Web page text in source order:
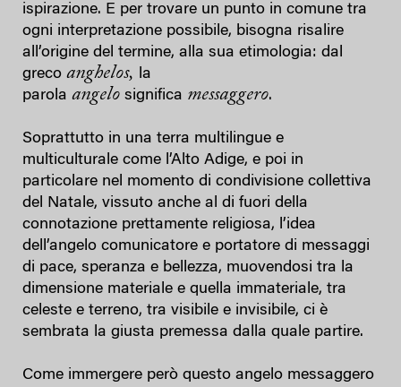
ispirazione. E per trovare un punto in comune tra
ogni interpretazione possibile, bisogna risalire
all’origine del termine, alla sua etimologia: dal
greco anghelos, la
parola angelo significa messaggero.
Soprattutto in una terra multilingue e
multiculturale come l’Alto Adige, e poi in
particolare nel momento di condivisione collettiva
del Natale, vissuto anche al di fuori della
connotazione prettamente religiosa, l’idea
dell’angelo comunicatore e portatore di messaggi
di pace, speranza e bellezza, muovendosi tra la
dimensione materiale e quella immateriale, tra
celeste e terreno, tra visibile e invisibile, ci è
sembrata la giusta premessa dalla quale partire.
Come immergere però questo angelo messaggero